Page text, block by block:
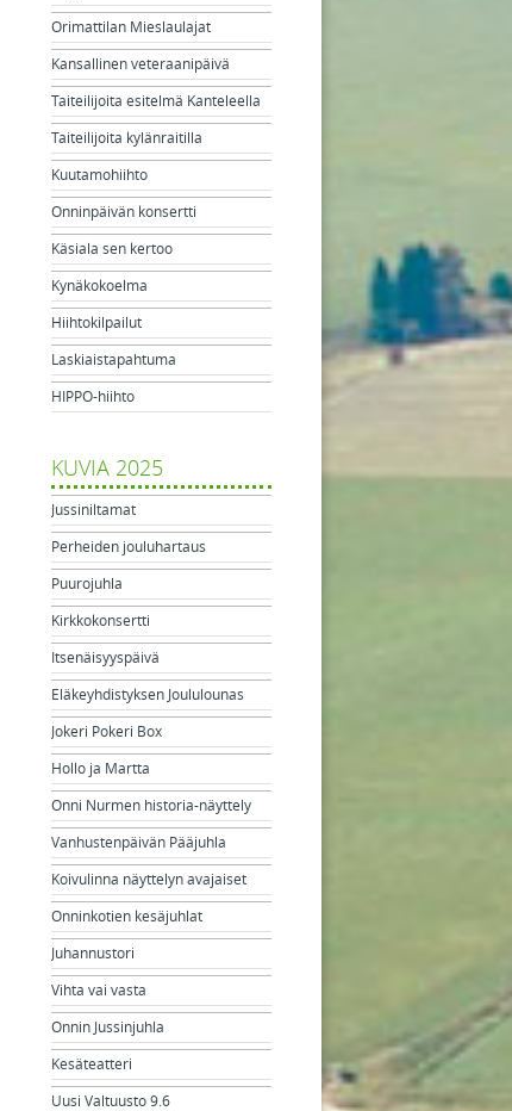
Orimattilan Mieslaulajat
Kansallinen veteraanipäivä
Taiteilijoita esitelmä Kanteleella
Taiteilijoita kylänraitilla
Kuutamohiihto
Onninpäivän konsertti
Käsiala sen kertoo
Kynäkokoelma
Hiihtokilpailut
Laskiaistapahtuma
HIPPO-hiihto
KUVIA 2025
Jussiniltamat
Perheiden jouluhartaus
Puurojuhla
Kirkkokonsertti
Itsenäisyyspäivä
Eläkeyhdistyksen Joululounas
Jokeri Pokeri Box
Hollo ja Martta
Onni Nurmen historia-näyttely
Vanhustenpäivän Pääjuhla
Koivulinna näyttelyn avajaiset
Onninkotien kesäjuhlat
Juhannustori
Vihta vai vasta
Onnin Jussinjuhla
Kesäteatteri
Uusi Valtuusto 9.6